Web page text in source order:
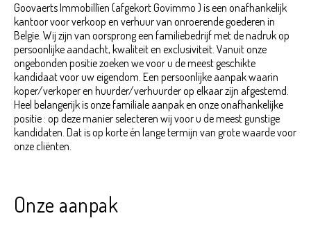
Goovaerts Immobillïen (afgekort Govimmo ) is een onafhankelijk
kantoor voor verkoop en verhuur van onroerende goederen in
Belgïe. Wij zijn van oorsprong een familiebedrijf met de nadruk op
persoonlijke aandacht, kwaliteit en exclusiviteit. Vanuit onze
ongebonden positie zoeken we voor u de meest geschikte
kandidaat voor uw eigendom. Een persoonlijke aanpak waarin
koper/verkoper en huurder/verhuurder op elkaar zijn afgestemd.
Heel belangerijk is onze familiale aanpak en onze onafhankelijke
positie : op deze manier selecteren wij voor u de meest gunstige
kandidaten. Dat is op korte én lange termijn van grote waarde voor
onze cliënten.
Onze aanpak